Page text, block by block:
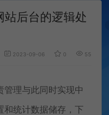
站后台的逻辑处
2023-09-06 0 551
管理与此同时实现中
和统计数据储存，下